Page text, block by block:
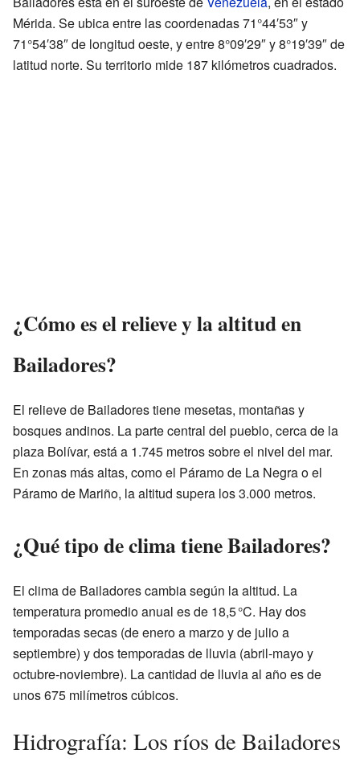
Mérida. Se ubica entre las coordenadas 71°44′53″ y
71°54′38″ de longitud oeste, y entre 8°09′29″ y 8°19′39″ de
latitud norte. Su territorio mide 187 kilómetros cuadrados.
¿Cómo es el relieve y la altitud en
Bailadores?
El relieve de Bailadores tiene mesetas, montañas y
bosques andinos. La parte central del pueblo, cerca de la
plaza Bolívar, está a 1.745 metros sobre el nivel del mar.
En zonas más altas, como el Páramo de La Negra o el
Páramo de Mariño, la altitud supera los 3.000 metros.
¿Qué tipo de clima tiene Bailadores?
El clima de Bailadores cambia según la altitud. La
temperatura promedio anual es de 18,5 °C. Hay dos
temporadas secas (de enero a marzo y de julio a
septiembre) y dos temporadas de lluvia (abril-mayo y
octubre-noviembre). La cantidad de lluvia al año es de
unos 675 milímetros cúbicos.
Hidrografía: Los ríos de Bailadores